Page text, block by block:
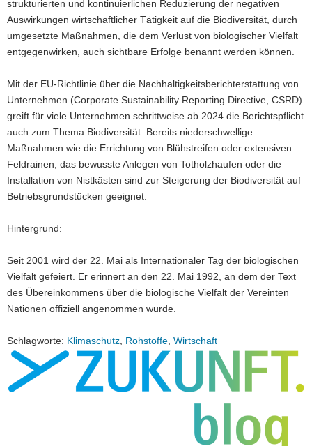
strukturierten und kontinuierlichen Reduzierung der negativen
Auswirkungen wirtschaftlicher Tätigkeit auf die Biodiversität, durch
umgesetzte Maßnahmen, die dem Verlust von biologischer Vielfalt
entgegenwirken, auch sichtbare Erfolge benannt werden können.
Mit der EU-Richtlinie über die Nachhaltigkeitsberichterstattung von
Unternehmen (Corporate Sustainability Reporting Directive, CSRD)
greift für viele Unternehmen schrittweise ab 2024 die Berichtspflicht
auch zum Thema Biodiversität. Bereits niederschwellige
Maßnahmen wie die Errichtung von Blühstreifen oder extensiven
Feldrainen, das bewusste Anlegen von Totholzhaufen oder die
Installation von Nistkästen sind zur Steigerung der Biodiversität auf
Betriebsgrundstücken geeignet.
Hintergrund:
Seit 2001 wird der 22. Mai als Internationaler Tag der biologischen
Vielfalt gefeiert. Er erinnert an den 22. Mai 1992, an dem der Text
des Übereinkommens über die biologische Vielfalt der Vereinten
Nationen offiziell angenommen wurde.
Schlagworte: Klimaschutz Rohstoffe Wirtschaft